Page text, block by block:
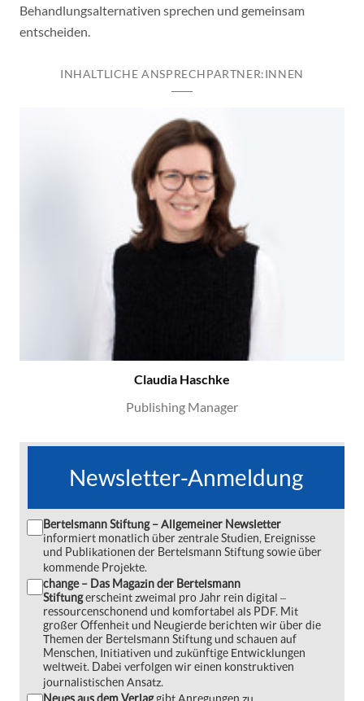
Behandlungsalternativen sprechen und gemeinsam
entscheiden.
INHALTLICHE ANSPRECHPARTNER:INNEN
Claudia Haschke
Publishing Manager
Newsletter-Anmeldung
Bertelsmann Stiftung – Allgemeiner Newsletter
informiert monatlich über zentrale Studien, Ereignisse
und Publikationen der Bertelsmann Stiftung sowie über
kommende Projekte.
change – Das Magazin der Bertelsmann
Stiftungerscheint zweimal pro Jahr rein digital ‒
ressourcenschonend und komfortabel als PDF. Mit
großer Offenheit und Neugierde berichten wir über die
Themen der Bertelsmann Stiftung und schauen auf
Menschen, Initiativen und zukünftige Entwicklungen
weltweit. Dabei verfolgen wir einen konstruktiven
journalistischen Ansatz.
Neues aus dem Verlaggibt Anregungen zu